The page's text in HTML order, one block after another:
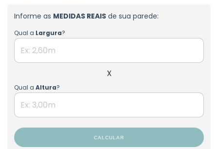
Informe as MEDIDAS REAIS de sua parede:
Qual a Largura?
x
Qual a Altura?
CALCULAR